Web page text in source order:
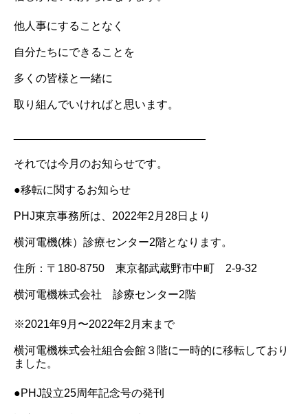
他人事にすることなく
自分たちにできることを
多くの皆様と一緒に
取り組んでいければと思います。
それでは今月のお知らせです。
●移転に関するお知らせ
PHJ東京事務所は、2022年2月28日より
横河電機(株）診療センター2階となります。
住所：〒180-8750 東京都武蔵野市中町 2-9-32
横河電機株式会社 診療センター2階
※2021年9月〜2022年2月末まで
横河電機株式会社組合会館３階に一時的に移転しており
ました。
●PHJ設立25周年記念号の発刊